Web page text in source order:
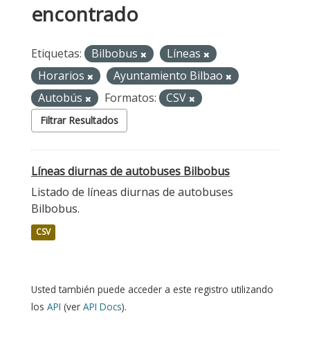
encontrado
Etiquetas: Bilbobus
Líneas
Horarios
Ayuntamiento Bilbao
Autobús
Formatos: CSV
Filtrar Resultados
Líneas diurnas de autobuses Bilbobus
Listado de líneas diurnas de autobuses
Bilbobus.
CSV
Usted también puede acceder a este registro utilizando
los API (ver API Docs).